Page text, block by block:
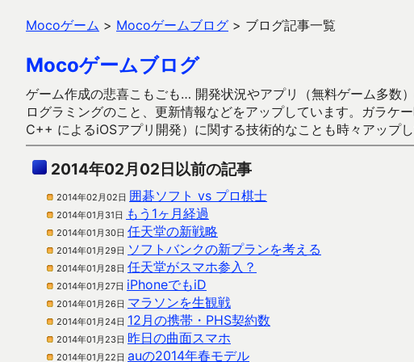
Mocoゲーム > Mocoゲームブログ > ブログ記事一覧
Mocoゲームブログ
ゲーム作成の悲喜こもごも… 開発状況やアプリ（無料ゲーム多
ログラミングのこと、更新情報などをアップしています。ガラ
C++ によるiOSアプリ開発）に関する技術的なことも時々アップし
2014年02月02日以前の記事
2014年02月02日 囲碁ソフト vs プロ棋士
2014年01月31日 もう1ヶ月経過
2014年01月30日 任天堂の新戦略
2014年01月29日 ソフトバンクの新プランを考える
2014年01月28日 任天堂がスマホ参入？
2014年01月27日 iPhoneでもiD
2014年01月26日 マラソンを生観戦
2014年01月24日 12月の携帯・PHS契約数
2014年01月23日 昨日の曲面スマホ
2014年01月22日 auの2014年春モデル